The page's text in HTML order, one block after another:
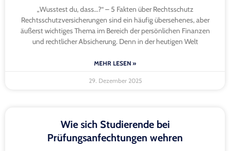
„Wusstest du, dass…?“ – 5 Fakten über Rechtsschutz
Rechtsschutzversicherungen sind ein häufig übersehenes, aber
äußerst wichtiges Thema im Bereich der persönlichen Finanzen
und rechtlicher Absicherung. Denn in der heutigen Welt
MEHR LESEN »
29. Dezember 2025
Wie sich Studierende bei
Prüfungsanfechtungen wehren